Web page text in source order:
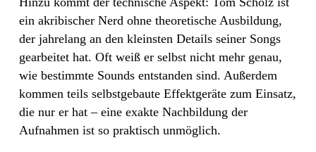
ein akribischer Nerd ohne theoretische Ausbildung,
der jahrelang an den kleinsten Details seiner Songs
gearbeitet hat. Oft weiß er selbst nicht mehr genau,
wie bestimmte Sounds entstanden sind. Außerdem
kommen teils selbstgebaute Effektgeräte zum Einsatz,
die nur er hat – eine exakte Nachbildung der
Aufnahmen ist so praktisch unmöglich.